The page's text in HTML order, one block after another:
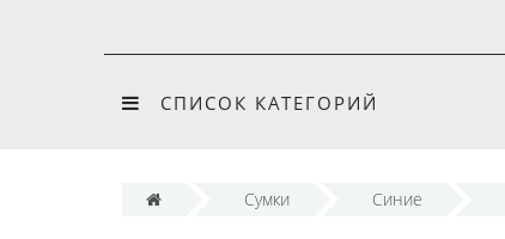
СПИСОК КАТЕГОРИЙ
Сумки Синие